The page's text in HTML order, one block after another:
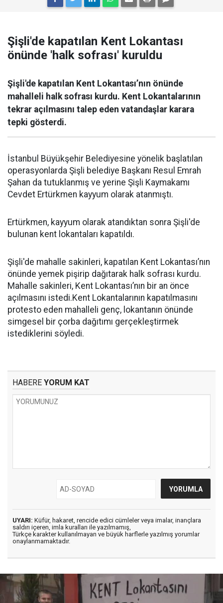
Şişli'de kapatılan Kent Lokantası
önünde 'halk sofrası' kuruldu
Şişli'de kapatılan Kent Lokantası’nın önünde
mahalleli halk sofrası kurdu. Kent Lokantalarının
tekrar açılmasını talep eden vatandaşlar karara
tepki gösterdi.
İstanbul Büyükşehir Belediyesine yönelik başlatılan
operasyonlarda Şişli belediye Başkanı Resul Emrah
Şahan da tutuklanmış ve yerine Şişli Kaymakamı
Cevdet Ertürkmen kayyum olarak atanmıştı.
Ertürkmen, kayyum olarak atandıktan sonra Şişli'de
bulunan kent lokantaları kapatıldı.
Şişli'de mahalle sakinleri, kapatılan Kent Lokantası’nın
önünde yemek pişirip dağıtarak halk sofrası kurdu.
Mahalle sakinleri, Kent Lokantası’nın bir an önce
açılmasını istedi.Kent Lokantalarının kapatılmasını
protesto eden mahalleli genç, lokantanın önünde
simgesel bir çorba dağıtımı gerçekleştirmek
istediklerini söyledi.
HABERE YORUM KAT
UYARI: Küfür, hakaret, rencide edici cümleler veya imalar, inançlara
saldırı içeren, imla kuralları ile yazılmamış,
Türkçe karakter kullanılmayan ve büyük harflerle yazılmış yorumlar
onaylanmamaktadır.